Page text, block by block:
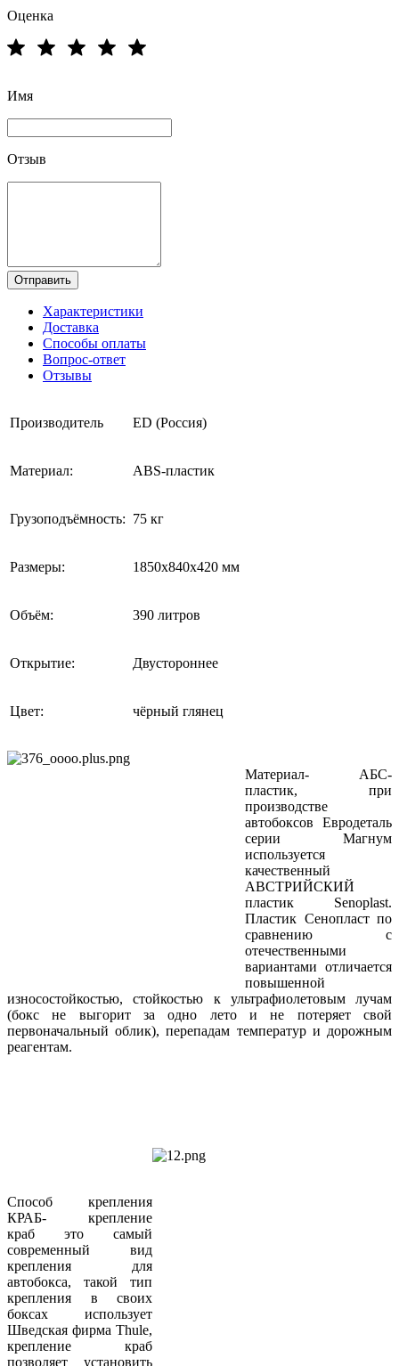
Оценка
Имя
Отзыв
Отправить
Характеристики
Доставка
Способы оплаты
Вопрос-ответ
Отзывы
Производитель ED (Россия)
Материал: ABS-пластик
Грузоподъёмность: 75 кг
Размеры: 1850х840х420 мм
Объём: 390 литров
Открытие: Двустороннее
Цвет: чёрный глянец
Материал- АБС-
пластик, при
производстве
автобоксов Евродеталь
серии Магнум
используется
качественный
АВСТРИЙСКИЙ
пластик Senoplast.
Пластик Сенопласт по
сравнению с
отечественными
вариантами отличается
повышенной
износостойкостью, стойкостью к ультрафиолетовым лучам
(бокс не выгорит за одно лето и не потеряет свой
первоначальный облик), перепадам температур и дорожным
реагентам.
Способ крепления
КРАБ- крепление
краб это самый
современный вид
крепления для
автобокса, такой тип
крепления в своих
боксах использует
Шведская фирма Thule,
крепление краб
позволяет установить